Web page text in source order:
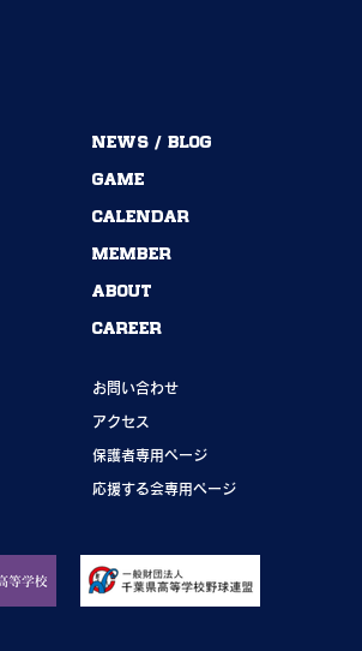
ありがとうございました！
お問い合わせ
アクセス
保護者専用ページ
応援する会専用ページ
NEWS / BLOG
GAME
CALENDAR
MEMBER
ABOUT
CAREER